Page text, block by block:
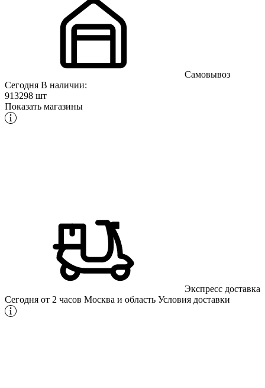
Самовывоз
Сегодня В наличии:
913298 шт
Показать магазины
Экспресс доставка
Сегодня от 2 часов Москва и область Условия доставки